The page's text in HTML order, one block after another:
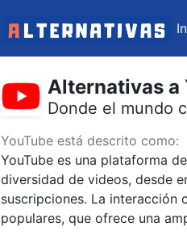
Alternativas a
Donde el mundo
YouTube está descrito como:
YouTube es una plataforma
diversidad de videos, desde
suscripciones. La interacción
populares, que ofrece una